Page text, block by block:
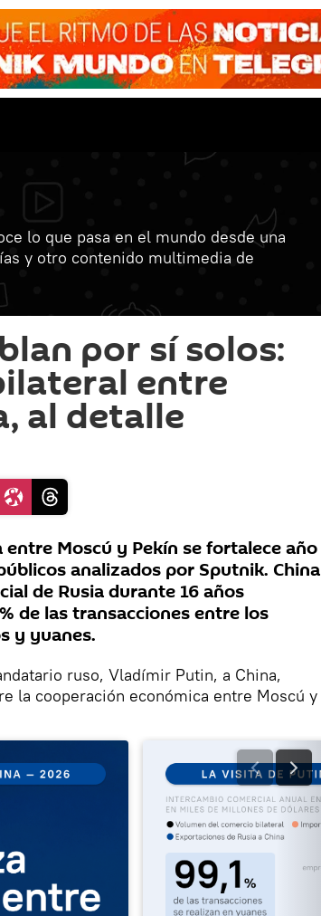
lo que pasa en el mundo desde una
y otro contenido multimedia de
por sí solos:
entre
al detalle
Moscú y Pekín se fortalece año
analizados por Sputnik. China
de Rusia durante 16 años
de las transacciones entre los
y yuanes.
ruso, Vladímir Putin, a China,
la cooperación económica entre Moscú y